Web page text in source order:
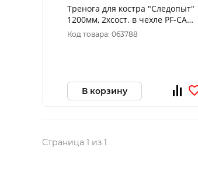
Тренога для костра "Следопыт"
1200мм, 2хсост. в чехле PF-CAM-
02
Код товара: 063788
В корзину
Страница 1 из 1